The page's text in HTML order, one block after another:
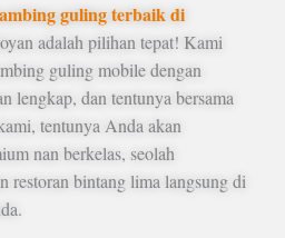
guling terbaik di
adalah pilihan tepat! Kami
guling mobile dengan
lengkap, dan tentunya bersama
tentunya Anda akan
nan berkelas, seolah
restoran bintang lima langsung di